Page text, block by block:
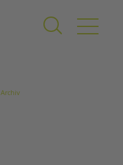
Archiv